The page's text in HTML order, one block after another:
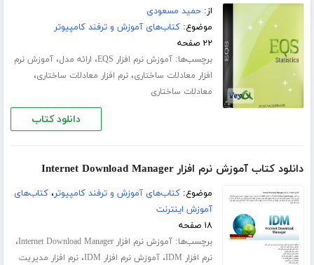
از:حمید مسعودی
موضوع:کتاب‌های آموزش و ترفند کامپیوتر
۲۲ صفحه
برچسب‌ها:آموزش نرم افزار EQS ، ارائه مدل،آموزش نرم
افزار معادلات ساختاری،نرم افزار معادلات ساختاری،
معادلات ساختاری
دانلود کتاب
دانلود کتاب آموزش نرم افزار Internet Download Manager
موضوع:کتاب‌های آموزش و ترفند کامپیوتر،کتاب‌های
آموزش اینترنت
۱۸ صفحه
برچسب‌ها:آموزش نرم افزار Internet Download Manager ،
نرم افزار IDM ،آموزش نرم افزار IDM ،نرم افزار مدیریت